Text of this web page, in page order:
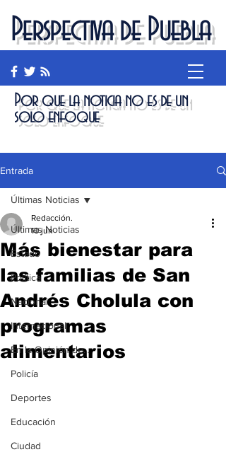
Perspectiva de Puebla
Por que la noticia no es de un
solo enfoque
Entrada
Últimas Noticias
Estado
Política
Nacional
Internacional
En la Opinión de...
Policía
Deportes
Educación
Ciudad
Últimas Noticias
Más bienestar para
las familias de San
Andrés Cholula con
programas
alimentarios
Redacción.
10 jun